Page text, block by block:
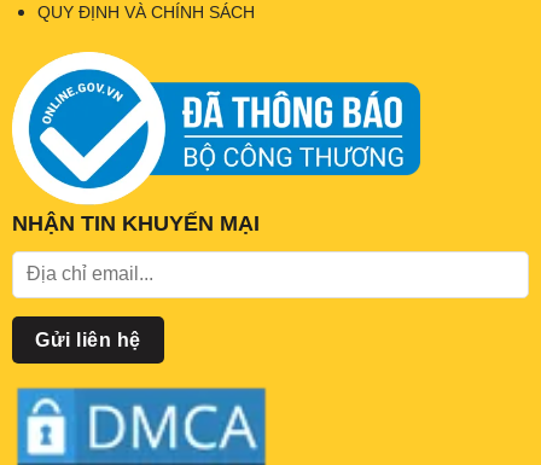
QUY ĐỊNH VÀ CHÍNH SÁCH
NHẬN TIN KHUYẾN MẠI